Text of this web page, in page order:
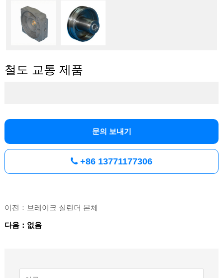
철도 교통 제품
문의 보내기
+86 13771177306
이전：브레이크 실린더 본체
다음：없음